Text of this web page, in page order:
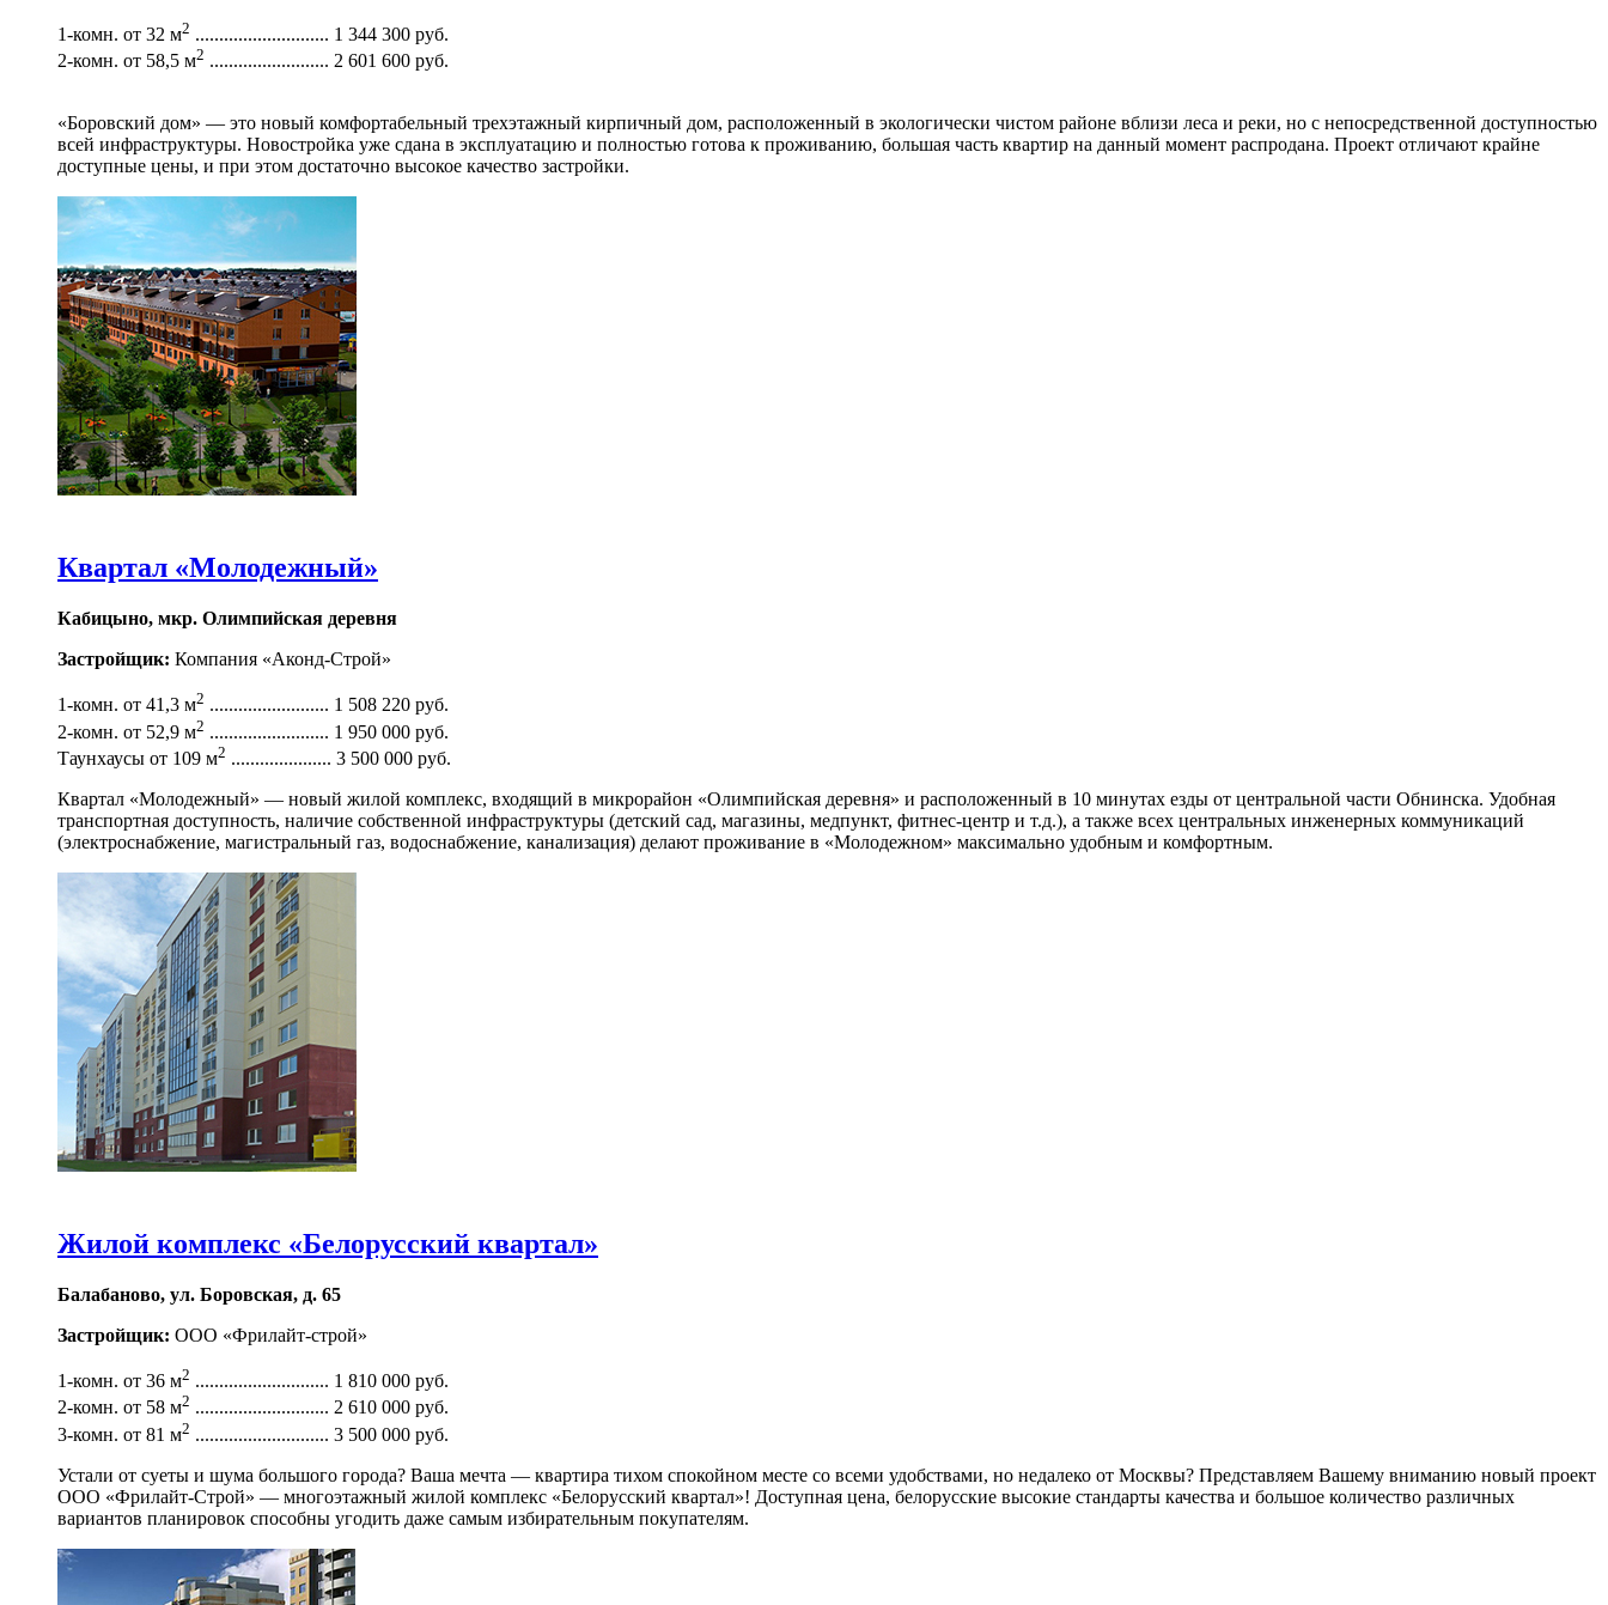
1-комн. от 32 м2 ............................ 1 344 300 руб.
2-комн. от 58,5 м2 ......................... 2 601 600 руб.
«Боровский дом» — это новый комфортабельный трехэтажный кирпичный дом, расположенный в экологически чистом районе вблизи леса и реки, но с непосредственной доступностью
всей инфраструктуры. Новостройка уже сдана в эксплуатацию и полностью готова к проживанию, большая часть квартир на данный момент распродана. Проект отличают крайне
доступные цены, и при этом достаточно высокое качество застройки.
Квартал «Молодежный»
Кабицыно, мкр. Олимпийская деревня
Застройщик: Компания «Аконд-Строй»
1-комн. от 41,3 м2 ......................... 1 508 220 руб.
2-комн. от 52,9 м2 ......................... 1 950 000 руб.
Таунхаусы от 109 м2 ..................... 3 500 000 руб.
Квартал «Молодежный» — новый жилой комплекс, входящий в микрорайон «Олимпийская деревня» и расположенный в 10 минутах езды от центральной части Обнинска. Удобная
транспортная доступность, наличие собственной инфраструктуры (детский сад, магазины, медпункт, фитнес-центр и т.д.), а также всех центральных инженерных коммуникаций
(электроснабжение, магистральный газ, водоснабжение, канализация) делают проживание в «Молодежном» максимально удобным и комфортным.
Жилой комплекс «Белорусский квартал»
Балабаново, ул. Боровская, д. 65
Застройщик: ООО «Фрилайт-строй»
1-комн. от 36 м2 ............................ 1 810 000 руб.
2-комн. от 58 м2 ............................ 2 610 000 руб.
3-комн. от 81 м2 ............................ 3 500 000 руб.
Устали от суеты и шума большого города? Ваша мечта — квартира тихом спокойном месте со всеми удобствами, но недалеко от Москвы? Представляем Вашему вниманию новый проект
ООО «Фрилайт-Строй» — многоэтажный жилой комплекс «Белорусский квартал»! Доступная цена, белорусские высокие стандарты качества и большое количество различных
вариантов планировок способны угодить даже самым избирательным покупателям.